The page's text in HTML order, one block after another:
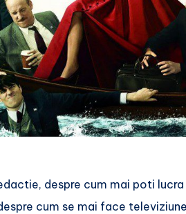
despre cum mai poti
cum se mai face